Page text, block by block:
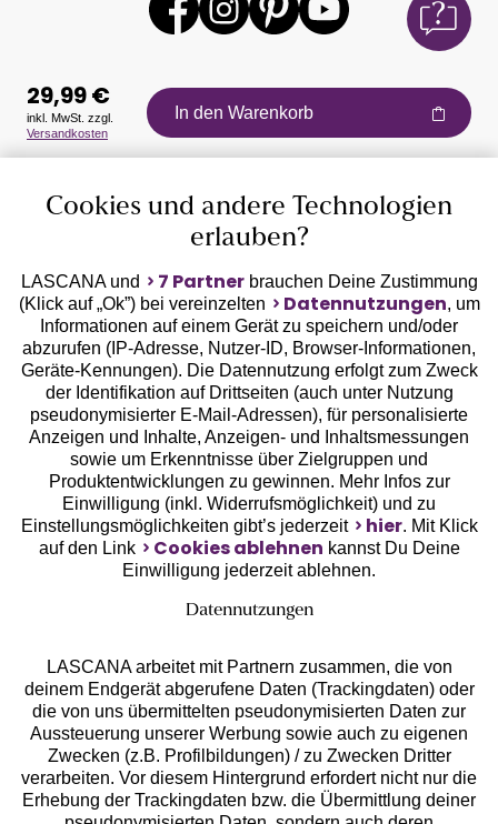
Auszeichnungen
Geprüfte Sicherheit
Unsere Apps
Services
Beratung
29,99 €
inkl. MwSt. zzgl.
Versandkosten
In den Warenkorb
Cookies und andere Technologien
erlauben?
LASCANA und 7 Partnerbrauchen Deine Zustimmung
(Klick auf „Ok”) bei vereinzelten
Datennutzungen, um
Informationen auf einem Gerät zu speichern und/oder
abzurufen (IP-Adresse, Nutzer-ID, Browser-Informationen,
Geräte-Kennungen). Die Datennutzung erfolgt zum Zweck
der Identifikation auf Drittseiten (auch unter Nutzung
pseudonymisierter E-Mail-Adressen), für personalisierte
Anzeigen und Inhalte, Anzeigen- und Inhaltsmessungen
sowie um Erkenntnisse über Zielgruppen und
Produktentwicklungen zu gewinnen. Mehr Infos zur
Einwilligung (inkl. Widerrufsmöglichkeit) und zu
Einstellungsmöglichkeiten gibt’s jederzeit
hier. Mit Klick
auf den Link
Cookies ablehnen kannst Du Deine
Einwilligung jederzeit ablehnen.
Datennutzungen
LASCANA arbeitet mit Partnern zusammen, die von
deinem Endgerät abgerufene Daten (Trackingdaten) oder
die von uns übermittelten pseudonymisierten Daten zur
Aussteuerung unserer Werbung sowie auch zu eigenen
Zwecken (z.B. Profilbildungen) / zu Zwecken Dritter
verarbeiten. Vor diesem Hintergrund erfordert nicht nur die
Erhebung der Trackingdaten bzw. die Übermittlung deiner